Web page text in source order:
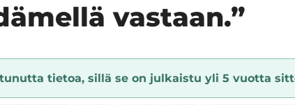
vastaan.”
tietoa, sillä se on julkaistu yli 5 vuotta